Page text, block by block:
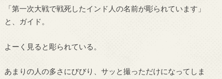
「第一次大戦で戦死したインド人の名前が彫られています」
と、ガイド。
よーく見ると彫られている。
あまりの人の多さにびびり、サッと撮っただけになってしま